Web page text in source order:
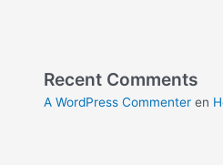
Recent Comments
A WordPress Commenter en